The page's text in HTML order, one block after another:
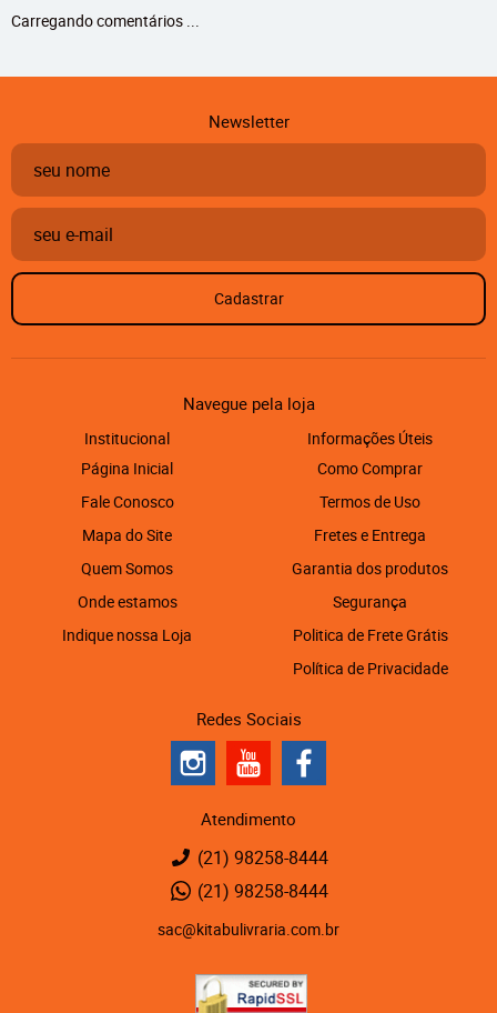
Carregando comentários ...
Newsletter
Cadastrar
Navegue pela loja
Institucional
Página Inicial
Fale Conosco
Mapa do Site
Quem Somos
Onde estamos
Indique nossa Loja
Informações Úteis
Como Comprar
Termos de Uso
Fretes e Entrega
Garantia dos produtos
Segurança
Politica de Frete Grátis
Política de Privacidade
Redes Sociais
Atendimento
(21) 98258-8444
(21) 98258-8444
sac@kitabulivraria.com.br